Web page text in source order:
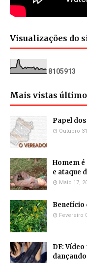
Visualizações do
81 05913
Mais vistas
Papel
Outubro
Homem
e ataque
Maio 17,
Benefício
Fevereiro
DF: